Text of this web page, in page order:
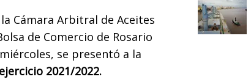
Cámara Arbitral de Aceites
de Comercio de Rosario
se presentó a la
ejercicio 2021/2022.